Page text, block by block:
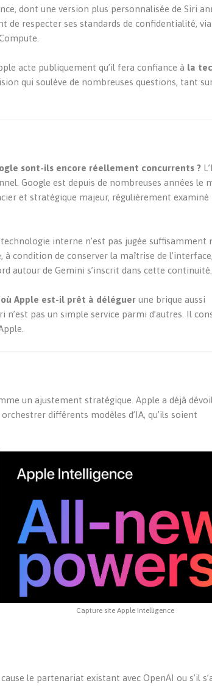
dont une version plus personnalisée de Siri
de respecter ses standards de confidentialité, via
acte publiquement qu’il fera confiance à la
qui soulève de nombreuses questions, tant
sont-ils encore réellement concurrents ?
Google est depuis de nombreuses années le
et stratégique majeur, régulièrement examiné
interne n’est pas jugée suffisamment
à condition de conserver la maîtrise de
autour de Gemini s’inscrit dans cette continuité.
Apple est-il prêt à déléguer une brique aussi
pas un simple service parmi d’autres. Il
un ajustement stratégique. Apple a déjà
différents modèles d’IA, qu’ils soient
Capture site Apple Intelligence
le partenariat existant avec OpenAI ou s’il